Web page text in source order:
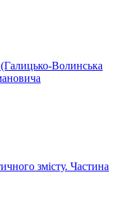
(Галицько-Волинська
змісту. Частина